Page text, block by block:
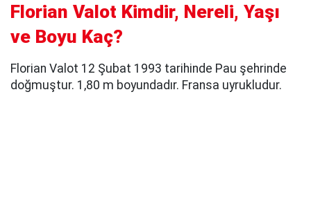
Florian Valot Kimdir, Nereli, Yaşı
ve Boyu Kaç?
Florian Valot 12 Şubat 1993 tarihinde Pau şehrinde
doğmuştur. 1,80 m boyundadır. Fransa uyrukludur.